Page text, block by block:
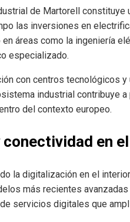
de Martorell
las inversiones en
áreas como la ingeniería
especializado.
con centros tecnológicos
industrial contribuye
del contexto europeo.
conectividad en
la digitalización en el
más recientes
servicios digitales que